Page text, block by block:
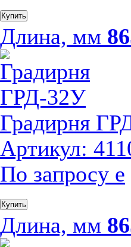
Купить
Длина, мм
Градирня
Артикул:
По запросу е
Купить
Длина, мм